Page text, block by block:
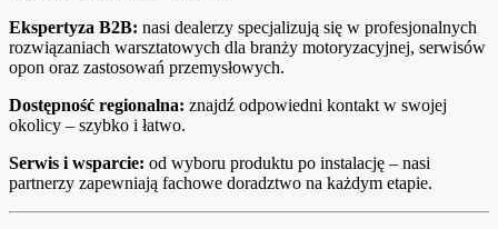
Ekspertyza B2B: nasi dealerzy specjalizują się w profesjonalnych
rozwiązaniach warsztatowych dla branży motoryzacyjnej, serwisów
opon oraz zastosowań przemysłowych.
Dostępność regionalna: znajdź odpowiedni kontakt w swojej
okolicy – szybko i łatwo.
Serwis i wsparcie: od wyboru produktu po instalację – nasi
partnerzy zapewniają fachowe doradztwo na każdym etapie.